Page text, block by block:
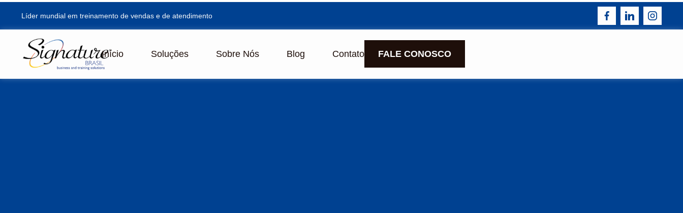
Líder mundial em treinamento de vendas e de atendimento
Início Soluções Sobre Nós Blog Contato FALE CONOSCO